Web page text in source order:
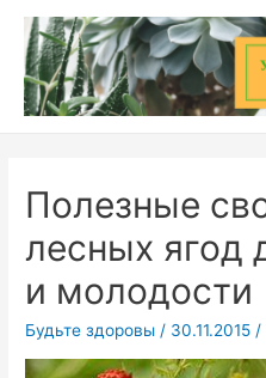
Перейти
содержимому
Полезные
лесных ягод
и молодости
Будьте здоровы / 30.11.2015 /